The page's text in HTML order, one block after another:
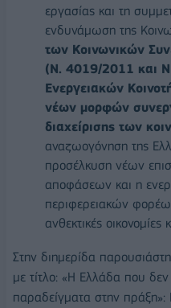
εργασίας και τη
ενδυνάμωση της
των Κοινωνικών
(Ν. 4019/2011 και
Ενεργειακών
νέων μορφών
διαχείρισης των
αναζωογόνηση της
προσέλκυση νέων
αποφάσεων και η
περιφερειακών
ανθεκτικές οικονομίες
Στην διημερίδα
με τίτλο: «Η Ελλάδα που
παραδείγματα στην πράξη»: